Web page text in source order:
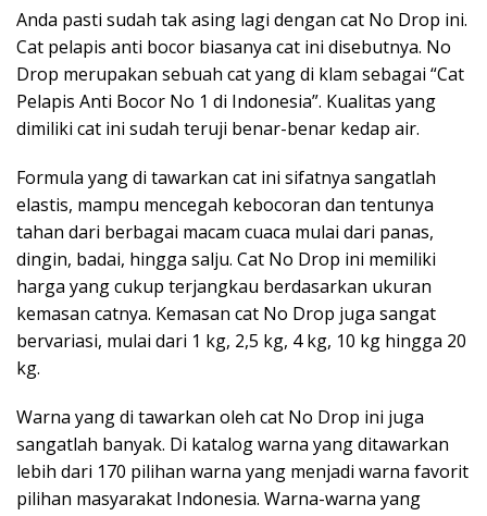
Anda pasti sudah tak asing lagi dengan cat No Drop ini.
Cat pelapis anti bocor biasanya cat ini disebutnya. No
Drop merupakan sebuah cat yang di klam sebagai “Cat
Pelapis Anti Bocor No 1 di Indonesia”. Kualitas yang
dimiliki cat ini sudah teruji benar-benar kedap air.
Formula yang di tawarkan cat ini sifatnya sangatlah
elastis, mampu mencegah kebocoran dan tentunya
tahan dari berbagai macam cuaca mulai dari panas,
dingin, badai, hingga salju. Cat No Drop ini memiliki
harga yang cukup terjangkau berdasarkan ukuran
kemasan catnya. Kemasan cat No Drop juga sangat
bervariasi, mulai dari 1 kg, 2,5 kg, 4 kg, 10 kg hingga 20
kg.
Warna yang di tawarkan oleh cat No Drop ini juga
sangatlah banyak. Di katalog warna yang ditawarkan
lebih dari 170 pilihan warna yang menjadi warna favorit
pilihan masyarakat Indonesia. Warna-warna yang